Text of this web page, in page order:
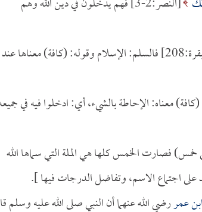
[البقرة:208] فالسلم: الإسلام وقوله: (كافة) معناها عند
معناه: الإحاطة بالشيء، أي: ادخلوا فيه في
خمس) فصارت الخمس كلها هي الملة التي سماها الله
اجتماع الاسم، وتفاضل الدرجات فيها ].
ابن عمررضي الله عنهما أن النبي صلى الله عليه وسلم